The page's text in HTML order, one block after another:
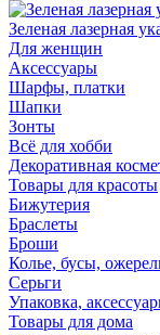
Зеленая лазерная
Для женщин
Аксессуары
Шарфы, платки
Шапки
Зонты
Всё для хобби
Декоративная
Товары для красоты
Бижутерия
Браслеты
Броши
Колье, бусы,
Серьги
Упаковка,
Товары для дома